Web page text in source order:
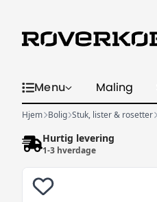
Menu Maling
Hjem Bolig Stuk, lister & rosetter
Hurtig levering
1-3 hverdage